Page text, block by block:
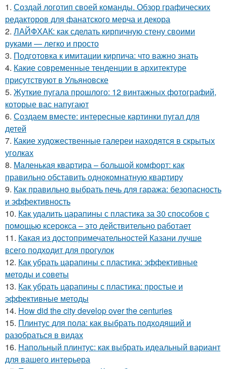
1. Создай логотип своей команды. Обзор графических
редакторов для фанатского мерча и декора
2. ЛАЙФХАК: как сделать кирпичную стену своими
руками — легко и просто
3. Подготовка к имитации кирпича: что важно знать
4. Какие современные тенденции в архитектуре
присутствуют в Ульяновске
5. Жуткие пугала прошлого: 12 винтажных фотографий,
которые вас напугают
6. Создаем вместе: интересные картинки пугал для
детей
7. Какие художественные галереи находятся в скрытых
уголках
8. Маленькая квартира – большой комфорт: как
правильно обставить однокомнатную квартиру
9. Как правильно выбрать печь для гаража: безопасность
и эффективность
10. Как удалить царапины с пластика за 30 способов с
помощью ксерокса – это действительно работает
11. Какая из достопримечательностей Казани лучше
всего подходит для прогулок
12. Как убрать царапины с пластика: эффективные
методы и советы
13. Как убрать царапины с пластика: простые и
эффективные методы
14. How did the city develop over the centuries
15. Плинтус для пола: как выбрать подходящий и
разобраться в видах
16. Напольный плинтус: как выбрать идеальный вариант
для вашего интерьера